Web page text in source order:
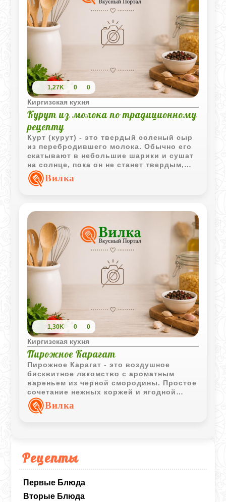
Рецепты
Первые Блюда
Вторые Блюда
1,27K 0 0
Киргизская кухня
Курут из молока по традиционному
рецепту
Курт (курут) - это твердый соленый сыр
из перебродившего молока. Обычно его
скатывают в небольшие шарики и сушат
на солнце, пока он не станет твердым,
как камень. Его можно есть просто так
или добавлять к другим блюдам.
Вилка
1,30K 0 0
Киргизская кухня
Пирожное Карагат
Пирожное Карагат - это воздушное
бисквитное лакомство с ароматным
вареньем из черной смородины. Простое
сочетание нежных коржей и ягодной
начинки делает этот десерт уютным
дополнением к чаю или кофе.
Вилка